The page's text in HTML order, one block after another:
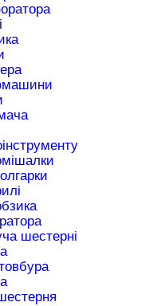
шестерні